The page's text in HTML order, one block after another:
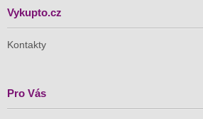
Vykupto.cz
Kontakty
Pro Vás